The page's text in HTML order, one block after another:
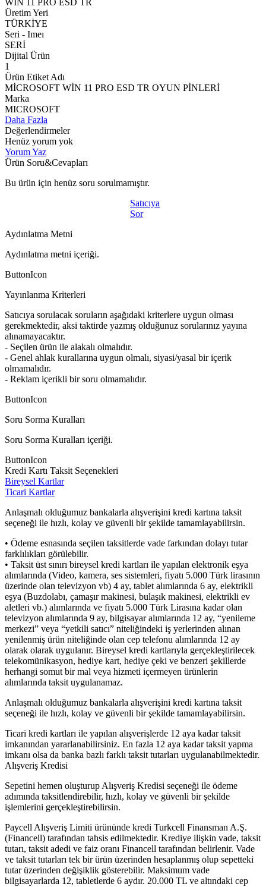
Üretim Yeri
TÜRKİYE
Seri - Imeı
SERİ
Dijital Ürün
1
Ürün Etiket Adı
MİCROSOFT WİN 11 PRO ESD TR OYUN PİNLERİ
Marka
MICROSOFT
Daha Fazla
Değerlendirmeler
Henüz yorum yok
Yorum Yaz
Ürün Soru&Cevapları
Bu ürün için henüz soru sorulmamıştır.
Satıcıya
Sor
Aydınlatma Metni
Aydınlatma metni içeriği.
ButtonIcon
Yayınlanma Kriterleri
Satıcıya sorulacak soruların aşağıdaki kriterlere uygun olması
gerekmektedir, aksi taktirde yazmış olduğunuz sorularınız yayına
alınamayacaktır.
- Seçilen ürün ile alakalı olmalıdır.
- Genel ahlak kurallarına uygun olmalı, siyasi/yasal bir içerik
olmamalıdır.
- Reklam içerikli bir soru olmamalıdır.
ButtonIcon
Soru Sorma Kuralları
Soru Sorma Kuralları içeriği.
ButtonIcon
Kredi Kartı Taksit Seçenekleri
Bireysel Kartlar
Ticari Kartlar
Anlaşmalı olduğumuz bankalarla alışverişini kredi kartına taksit
seçeneği ile hızlı, kolay ve güvenli bir şekilde tamamlayabilirsin.
• Ödeme esnasında seçilen taksitlerde vade farkından dolayı tutar
farklılıkları görülebilir.
• Taksit üst sınırı bireysel kredi kartları ile yapılan elektronik eşya
alımlarında (Video, kamera, ses sistemleri, fiyatı 5.000 Türk lirasının
üzerinde olan televizyon vb) 4 ay, tablet alımlarında 6 ay, elektrikli
eşya (Buzdolabı, çamaşır makinesi, bulaşık makinesi, elektrikli ev
aletleri vb.) alımlarında ve fiyatı 5.000 Türk Lirasına kadar olan
televizyon alımlarında 9 ay, bilgisayar alımlarında 12 ay, “yenileme
merkezi” veya “yetkili satıcı” niteliğindeki iş yerlerinden alınan
yenilenmiş ürün niteliğinde olan cep telefonu alımlarında 12 ay
olarak olarak uygulanır. Bireysel kredi kartlarıyla gerçekleştirilecek
telekomünikasyon, hediye kart, hediye çeki ve benzeri şekillerde
herhangi somut bir mal veya hizmeti içermeyen ürünlerin
alımlarında taksit uygulanamaz.
Anlaşmalı olduğumuz bankalarla alışverişini kredi kartına taksit
seçeneği ile hızlı, kolay ve güvenli bir şekilde tamamlayabilirsin.
Ticari kredi kartları ile yapılan alışverişlerde 12 aya kadar taksit
imkanından yararlanabilirsiniz. En fazla 12 aya kadar taksit yapma
imkanı olsa da banka bazlı farklı taksit tutarları uygulanabilmektedir.
Alışveriş Kredisi
Sepetini hemen oluşturup Alışveriş Kredisi seçeneği ile ödeme
adımında taksitlendirebilir, hızlı, kolay ve güvenli bir şekilde
işlemlerini gerçekleştirebilirsin.
Paycell Alışveriş Limiti ürününde kredi Turkcell Finansman A.Ş.
(Financell) tarafından tahsis edilmektedir. Krediye ilişkin vade, taksit
tutarı, taksit adedi ve faiz oranı Financell tarafından belirlenir. Vade
ve taksit tutarları tek bir ürün üzerinden hesaplanmış olup sepetteki
tutar üzerinden değişiklik gösterebilir. Maksimum vade
bilgisayarlarda 12, tabletlerde 6 aydır. 20.000 TL ve altındaki cep